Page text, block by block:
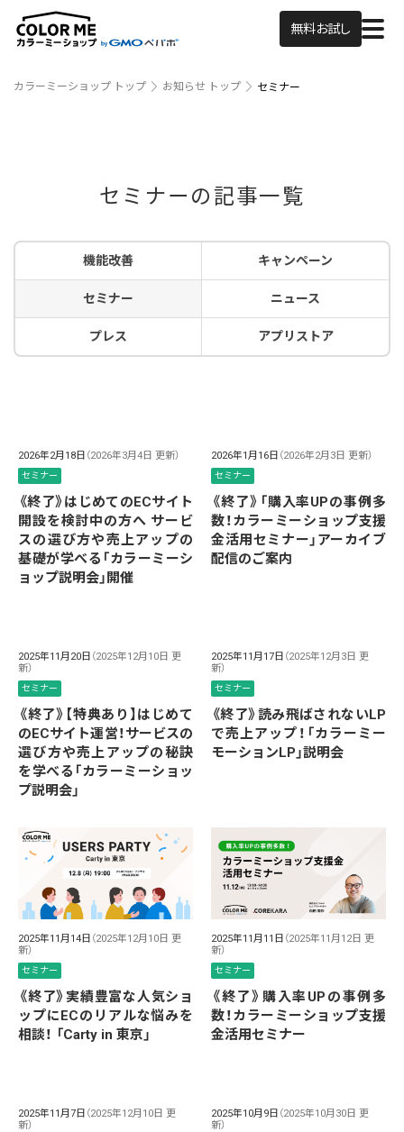
無料お試し
カラーミーショップ トップ お知らせ トップ セミナー
セミナーの記事一覧
機能改善 キャンペーン
セミナー ニュース
プレス アプリストア
2026年2月18日 （2026年3月4日 更新）
セミナー
《終了》はじめてのECサイト
開設を検討中の方へ サービ
スの選び方や売上アップの
基礎が学べる「カラーミーシ
ョップ説明会」開催
2026年1月16日 （2026年2月3日 更新）
セミナー
《終了》「購入率UPの事例多
数！カラーミーショップ支援
金活用セミナー」アーカイブ
配信のご案内
2025年11月20日 （2025年12月10日 更
新）
セミナー
《終了》【特典あり】はじめて
のECサイト運営！サービスの
選び方や売上アップの秘訣
を学べる「カラーミーショッ
プ説明会」
2025年11月17日 （2025年12月3日 更
新）
セミナー
《終了》読み飛ばされないLP
で売上アップ！「カラーミー
モーションLP」説明会
2025年11月14日 （2025年12月10日 更
新）
セミナー
《終了》実績豊富な人気ショ
ップにECのリアルな悩みを
相談！ 「Carty in 東京」
2025年11月11日 （2025年11月12日 更
新）
セミナー
《終了》購入率UPの事例多
数！カラーミーショップ支援
金活用セミナー
2025年11月7日 （2025年12月10日 更
新）
2025年10月9日 （2025年10月30日 更
新）